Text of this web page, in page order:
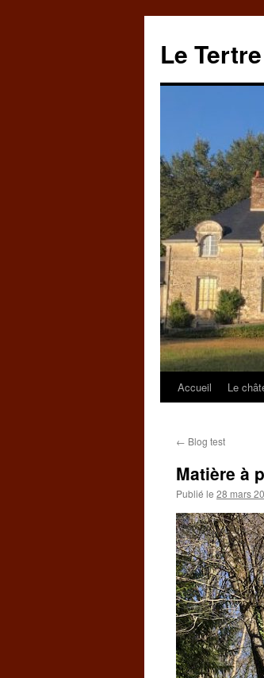
contenu
Le Tertre
Accueil Le
← Blog test
Matière à
Publié le 28 mars